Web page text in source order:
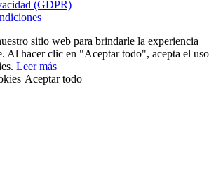
(GDPR)
sitio web para brindarle la experiencia
Al hacer clic en "Aceptar todo", acepta el uso
Leer más
Aceptar todo